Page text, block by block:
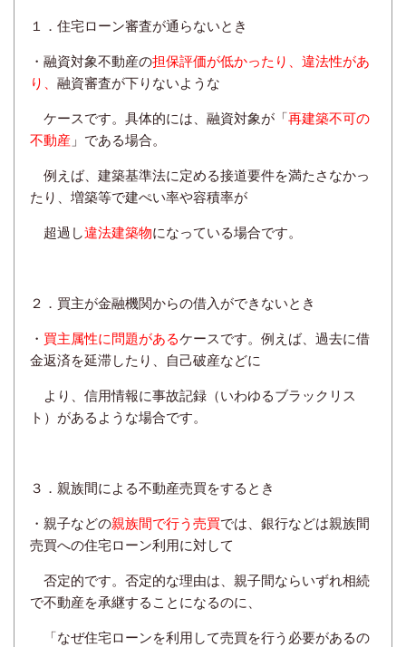
１．住宅ローン審査が通らないとき
・融資対象不動産の担保評価が低かったり、違法性があ
り、 融資審査が下りないような
ケースです。 具体的には、 融資対象が「再建築不可の
不動産 」である場合。
例えば、 建築基準法に定める接道要件を満たさなかっ
たり、増築等で建ぺい率や容積率が
超過し違法建築物になっている場合です。
２．買主が金融機関からの借入ができないとき
・ 買主属性に問題があるケースです。例えば、過去に借
金返済を延滞したり、自己破産などに
より、 信用情報に事故記録（いわゆるブラックリス
ト）があるような場合です。
３．親族間による不動産売買をするとき
・親子などの親族間で行う売買では、銀行などは親族間
売買への住宅ローン利用に対して
否定的です。否定的な理由は、親子間ならいずれ相続
で不動産を承継することになるのに、
「なぜ住宅ローンを利用して売買を行う 必要があるの